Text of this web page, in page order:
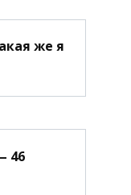
же я
46